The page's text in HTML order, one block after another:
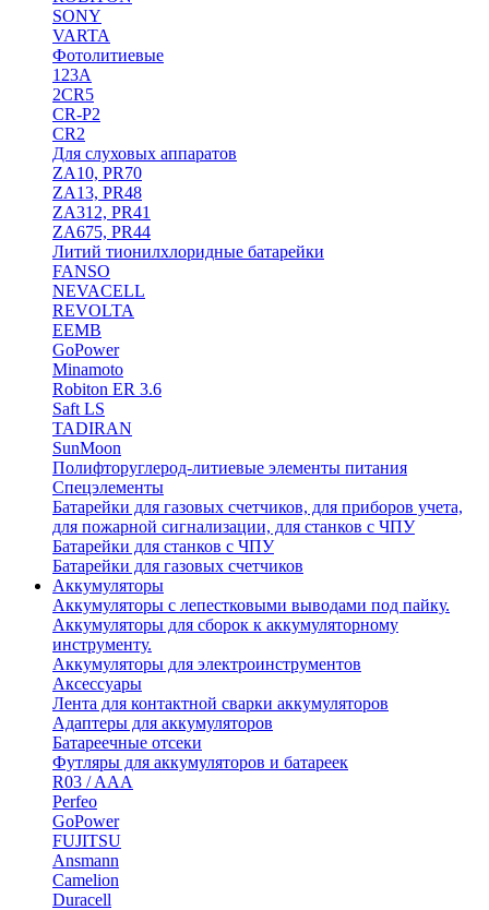
SONY
VARTA
Фотолитиевые
123A
2CR5
CR-P2
CR2
Для слуховых аппаратов
ZA10, PR70
ZA13, PR48
ZA312, PR41
ZA675, PR44
Литий тионилхлоридные батарейки
FANSO
NEVACELL
REVOLTA
EEMB
GoPower
Minamoto
Robiton ER 3.6
Saft LS
TADIRAN
SunMoon
Полифторуглерод-литиевые элементы питания
Спецэлементы
Батарейки для газовых счетчиков, для приборов учета,
для пожарной сигнализации, для станков с ЧПУ
Батарейки для станков с ЧПУ
Батарейки для газовых счетчиков
Аккумуляторы
Аккумуляторы с лепестковыми выводами под пайку.
Аккумуляторы для сборок к аккумуляторному
инструменту.
Аккумуляторы для электроинструментов
Аксессуары
Лента для контактной сварки аккумуляторов
Адаптеры для аккумуляторов
Батареечные отсеки
Футляры для аккумуляторов и батареек
R03 / AAA
Perfeo
GoPower
FUJITSU
Ansmann
Camelion
Duracell